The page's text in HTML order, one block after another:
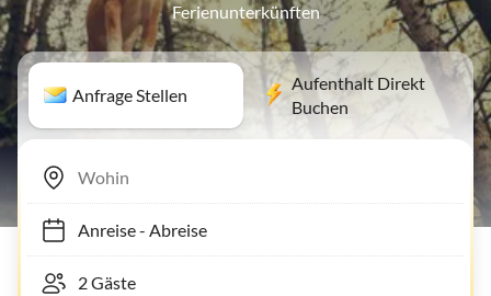
Ferienunterkünften
Anfrage Stellen
Aufenthalt Direkt
Buchen
Anreise- Abreise